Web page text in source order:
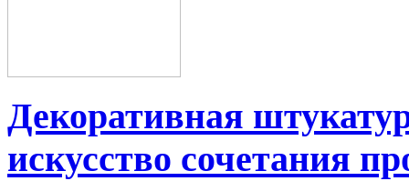
Декоративная
искусство сочетания